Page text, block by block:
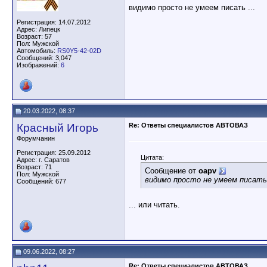
Регистрация: 14.07.2012
Адрес: Липецк
Возраст: 57
Пол: Мужской
Автомобиль: RS0Y5-42-02D
Сообщений: 3,047
Изображений: 6
видимо просто не умеем писать ...
20.03.2022, 08:37
Красный Игорь
Форумчанин
Регистрация: 25.09.2012
Адрес: г. Саратов
Возраст: 71
Пол: Мужской
Сообщений: 677
Re: Ответы специалистов АВТОВАЗ
Цитата:
Сообщение от oapv
видимо просто не умеем
... или читать.
09.06.2022, 08:27